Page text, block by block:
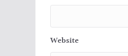
Website